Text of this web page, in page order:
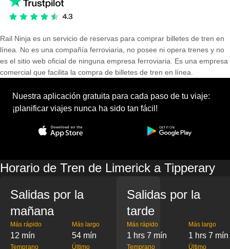
Rail Ninja es un servicio de reservas para comprar billetes de tren en
línea. No es una compañía ferroviaria, no posee ni opera trenes y no
es el sitio web oficial de ninguna empresa ferroviaria. Es una empresa
comercial que facilita la compra de billetes de tren en línea.
Nuestra aplicación gratuita para cada paso de tu viaje:
¡planificar viajes nunca ha sido tan fácil!
Horario de Tren de Limerick a Tipperary
Salidas por la
mañana
Más rápido
12 mín
Más largo
54 mín
Temprano Último
Salidas por la
tarde
Más rápido
1 hrs 7 mín
Más largo
1 hrs 7 mín
Temprano Último